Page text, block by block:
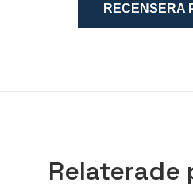
RECENSERA
Relaterade